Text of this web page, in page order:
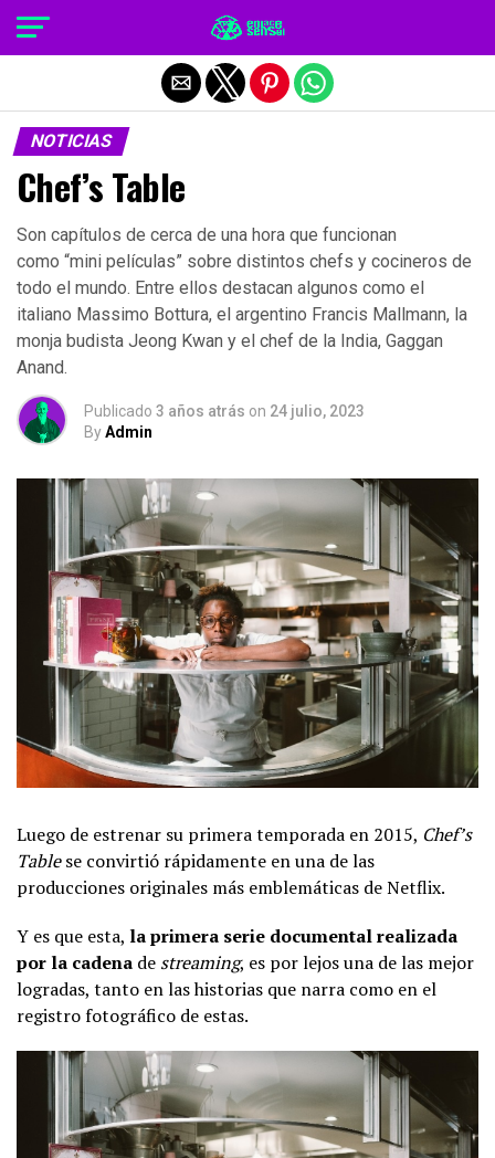
NOTICIAS
Chef’s Table
Son capítulos de cerca de una hora que funcionan
como “mini películas” sobre distintos chefs y cocineros de
todo el mundo. Entre ellos destacan algunos como el
italiano Massimo Bottura, el argentino Francis Mallmann, la
monja budista Jeong Kwan y el chef de la India, Gaggan
Anand.
Publicado 3 años atrás on 24 julio, 2023
ByAdmin
Luego de estrenar su primera temporada en 2015, Chef’s
Tablese convirtió rápidamente en una de las
producciones originales más emblemáticas de Netflix.
Y es que esta, la primera serie documental realizada
por la cadena de streaming, es por lejos una de las mejor
logradas, tanto en las historias que narra como en el
registro fotográfico de estas.
Salir de la versión móvil